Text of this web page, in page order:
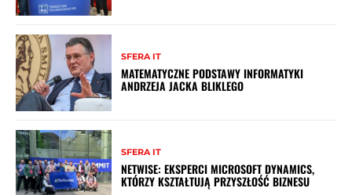
SFERA IT
MATEMATYCZNE PODSTAWY INFORMATYKI
ANDRZEJA JACKA BLIKLEGO
SFERA IT
NETWISE: EKSPERCI MICROSOFT DYNAMICS,
KTÓRZY KSZTAŁTUJĄ PRZYSZŁOŚĆ BIZNESU